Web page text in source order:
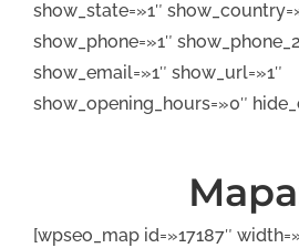
show_state=»1″
show_phone=»1″
show_email=»1″ show_url=»1″
show_opening_hours=»0″
[wpseo_map id=»17187″